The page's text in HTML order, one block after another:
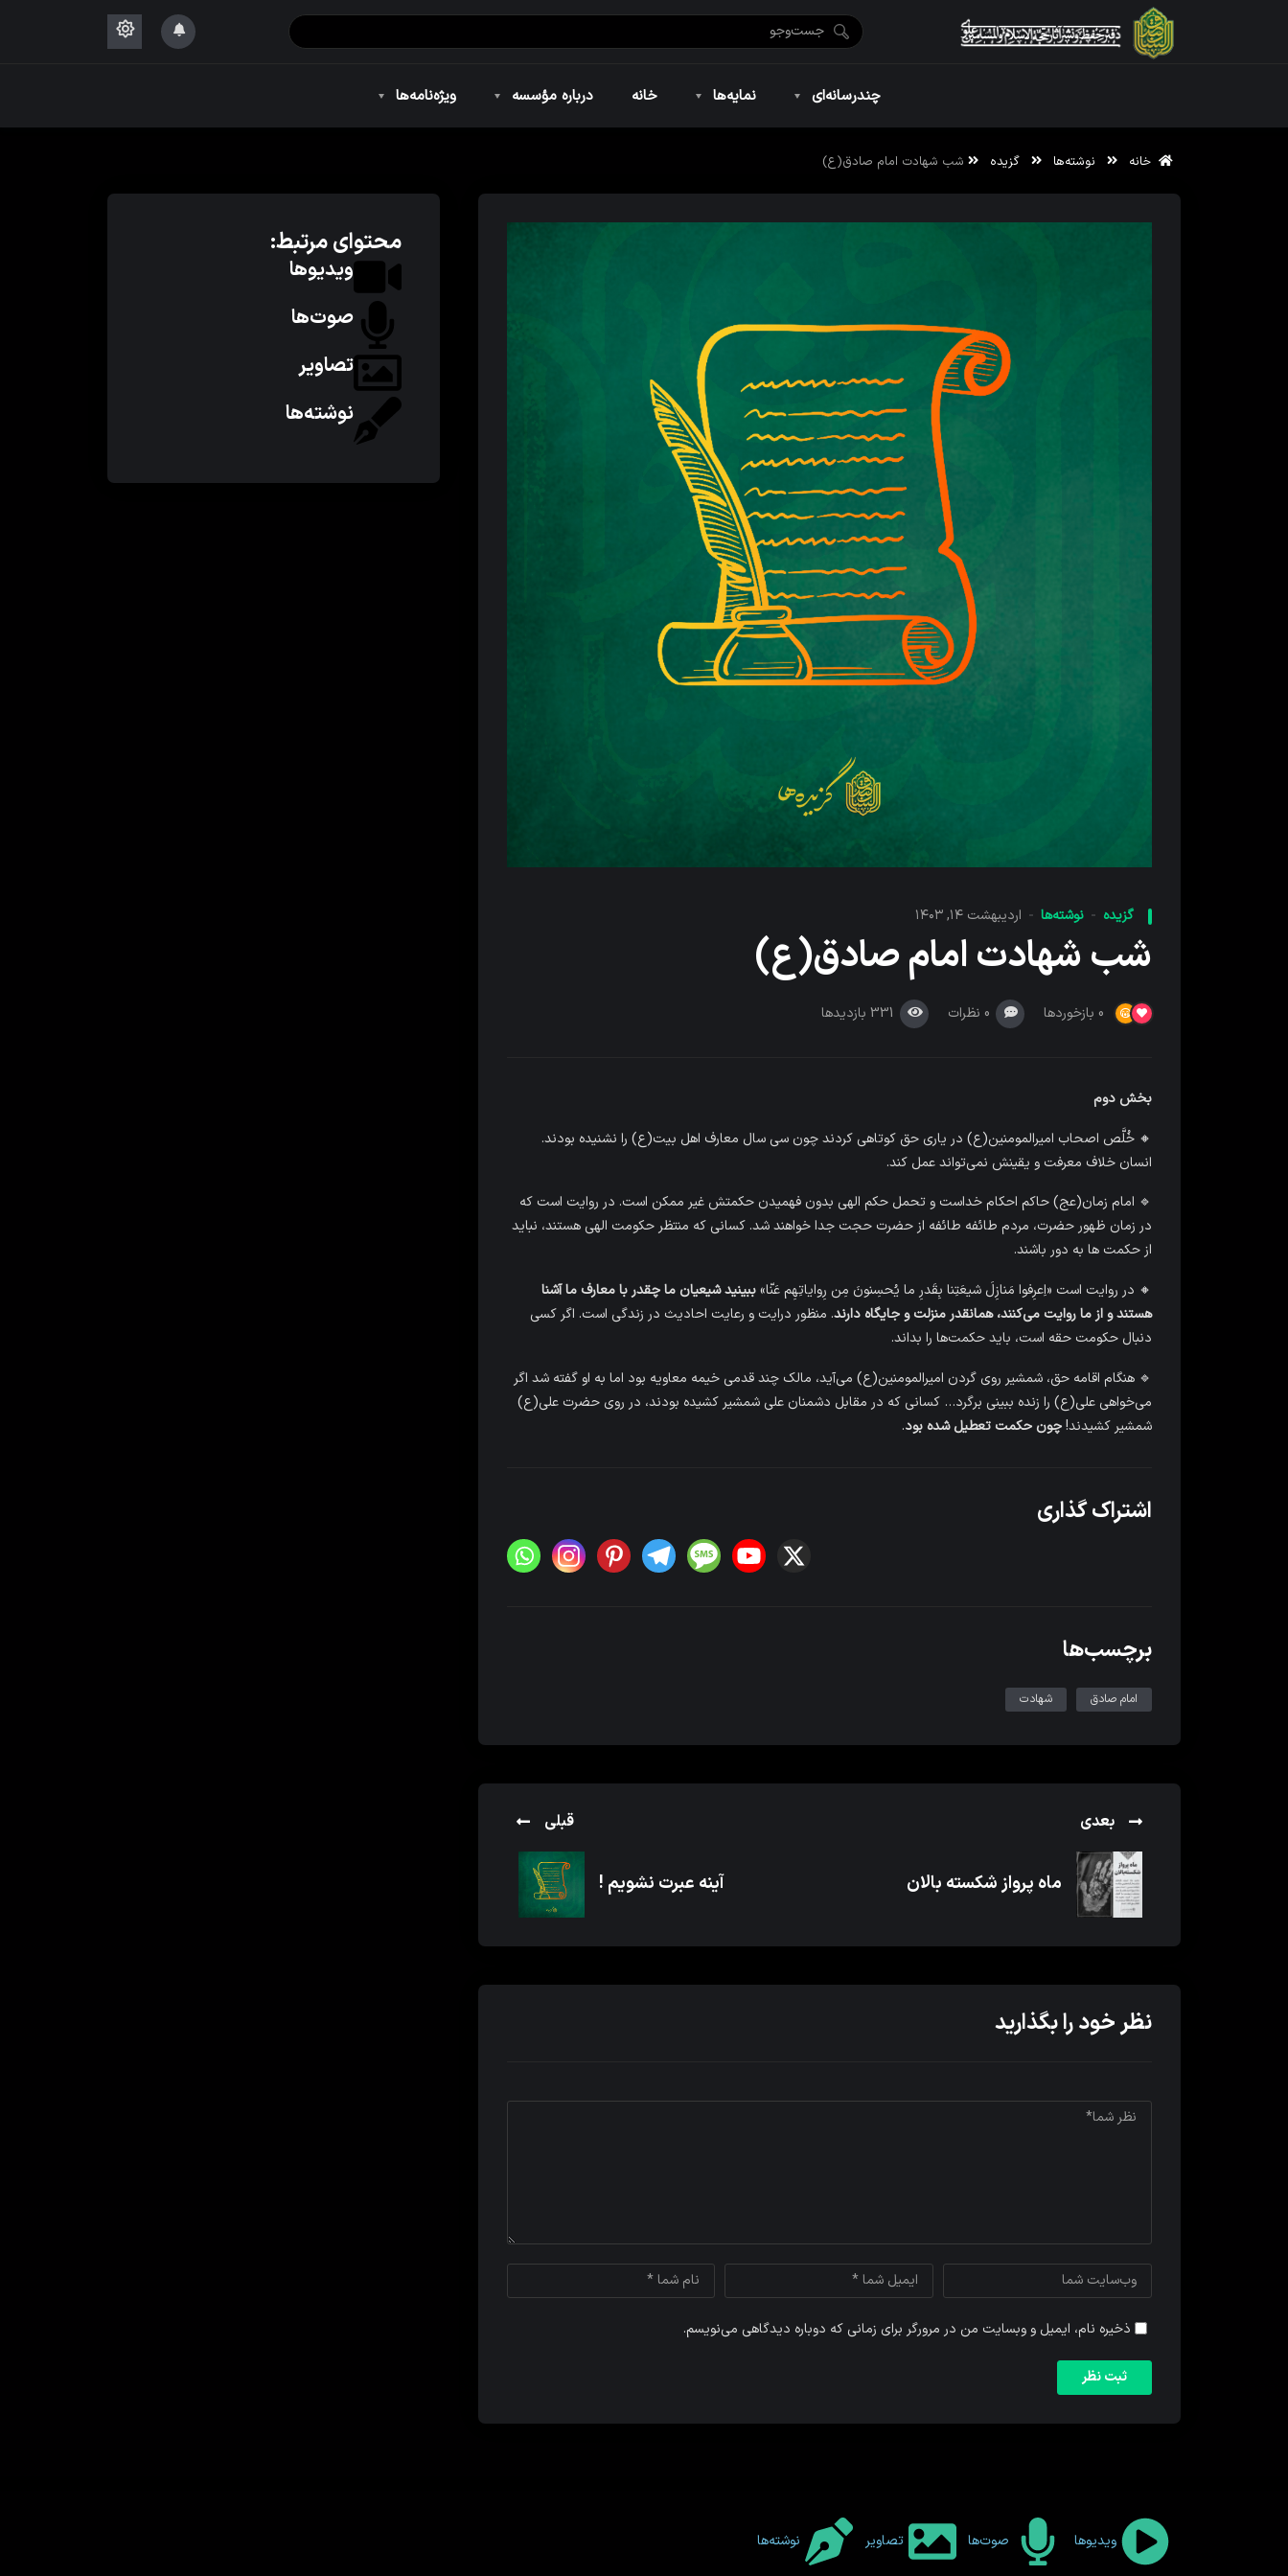
چندرسانه‌ای نمایه‌ها خانه درباره مؤسسه ویژه‌نامه‌ها
خانه نوشته‌ها گزیده شب شهادت امام صادق(ع)
گزیده نوشته‌ها اردیبهشت ۱۴, ۱۴۰۳
شب شهادت امام صادق(ع)
0 بازخوردها 0 نظرات 331 بازدیدها
بخش دوم
🔸 خُلَّص اصحاب امیرالمومنین(ع) در یاری حق کوتاهی کردند چون سی سال معارف اهل بیت(ع) را نشنیده بودند.
انسان خلاف معرفت و یقینش نمی‌تواند عمل کند.
🔹 امام زمان(عج) حاکم احکام خداست و تحمل حکم الهی بدون فهمیدن حکمتش غیر ممکن است. در روایت است که
در زمان ظهور حضرت، مردم طائفه طائفه از حضرت حجت جدا خواهند شد. کسانی که منتظر حکومت الهی هستند، نباید
از حکمت ها به دور باشند.
🔸 در روایت است «اِعرِفوا مَنازِلَ شیعَتِنا بِقَدرِ ما یُحسِنونَ مِن رِوایاتِهِم عَنّا»ببینید شیعیان ما چقدر با معارف ما آشنا
هستند و از ما روایت می‌کنند، همانقدر منزلت و جایگاه دارند. منظور درایت و رعایت احادیث در زندگی است. اگر کسی
دنبال حکومت حقه است، باید حکمت‌ها را بداند.
🔹 هنگام اقامه حق، شمشیر روی گردن امیرالمومنین(ع) می‌آید، مالک چند قدمی خیمه معاویه بود اما به او گفته شد اگر
می‌خواهی علی(ع) را زنده ببینی برگرد… کسانی که در مقابل دشمنان علی شمشیر کشیده بودند، در روی حضرت علی(ع)
شمشیر کشیدند!چون حکمت تعطیل شده بود.
اشتراک گذاری
برچسب‌ها
امام صادق شهادت
بعدی
ماه پرواز شکسته بالان
قبلی
آینه عبرت نشویم !
نظر خود را بگذارید
ذخیره نام، ایمیل و وبسایت من در مرورگر برای زمانی که دوباره دیدگاهی می‌نویسم.
محتوای مرتبط:
ویدیوها
صوت‌ها
تصاویر
نوشته‌ها
ویدیوها صوت‌ها تصاویر نوشته‌ها